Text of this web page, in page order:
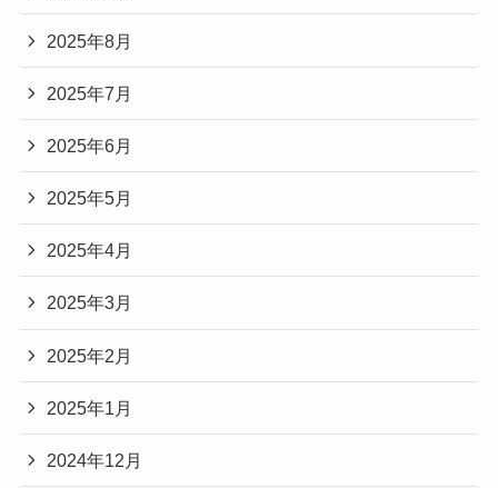
2025年8月
2025年7月
2025年6月
2025年5月
2025年4月
2025年3月
2025年2月
2025年1月
2024年12月